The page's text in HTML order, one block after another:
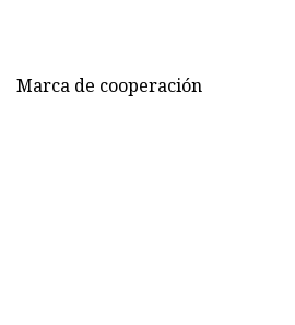
Marca de cooperación